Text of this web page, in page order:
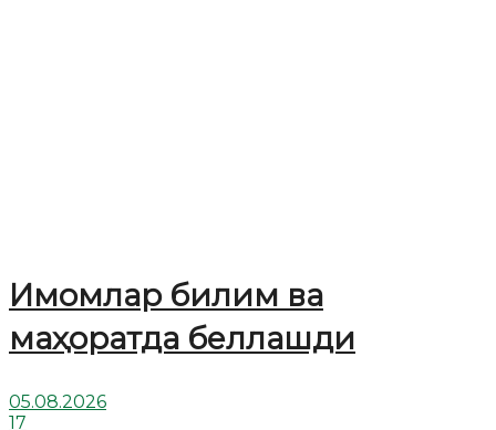
Имомлар билим ва
маҳоратда беллашди
05.08.2026
17